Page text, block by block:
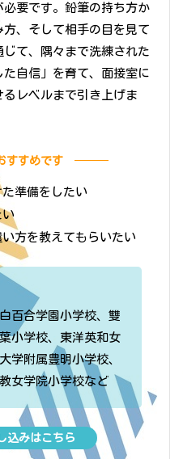
要です。鉛筆の持ち方か
、そして相手の目を見て
て、隅々まで洗練された
た自信」を育て、面接室に
レベルまで引き上げま
すすめです
準備をしたい
い
方を教えてもらいたい
百合学園小学校、雙
小学校、東洋英和女
学附属豊明小学校、
女学院小学校など
込みはこちら